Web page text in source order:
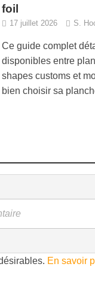
foil
17 juillet 2026 S.
Ce guide complet
disponibles entre
shapes customs et
bien choisir sa
En savoir